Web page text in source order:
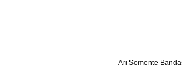
Ari Somente